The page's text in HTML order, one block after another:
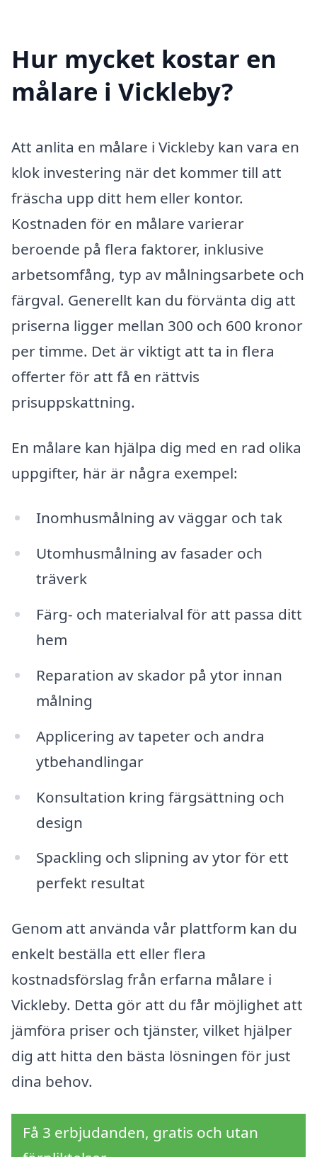
Hur mycket kostar en
målare i Vickleby?
Att anlita en målare i Vickleby kan vara en
klok investering när det kommer till att
fräscha upp ditt hem eller kontor.
Kostnaden för en målare varierar
beroende på flera faktorer, inklusive
arbetsomfång, typ av målningsarbete och
färgval. Generellt kan du förvänta dig att
priserna ligger mellan 300 och 600 kronor
per timme. Det är viktigt att ta in flera
offerter för att få en rättvis
prisuppskattning.
En målare kan hjälpa dig med en rad olika
uppgifter, här är några exempel:
Inomhusmålning av väggar och tak
Utomhusmålning av fasader och
träverk
Färg- och materialval för att passa ditt
hem
Reparation av skador på ytor innan
målning
Applicering av tapeter och andra
ytbehandlingar
Konsultation kring färgsättning och
design
Spackling och slipning av ytor för ett
perfekt resultat
Genom att använda vår plattform kan du
enkelt beställa ett eller flera
kostnadsförslag från erfarna målare i
Vickleby. Detta gör att du får möjlighet att
jämföra priser och tjänster, vilket hjälper
dig att hitta den bästa lösningen för just
dina behov.
Få 3 erbjudanden, gratis och utan